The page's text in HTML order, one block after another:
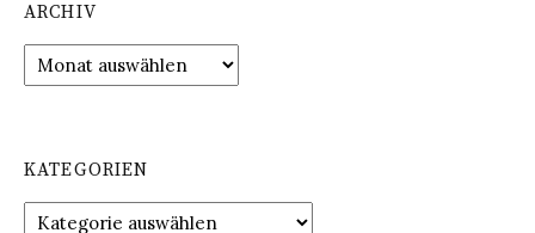
ARCHIV
Archiv
KATEGORIEN
Kategorien